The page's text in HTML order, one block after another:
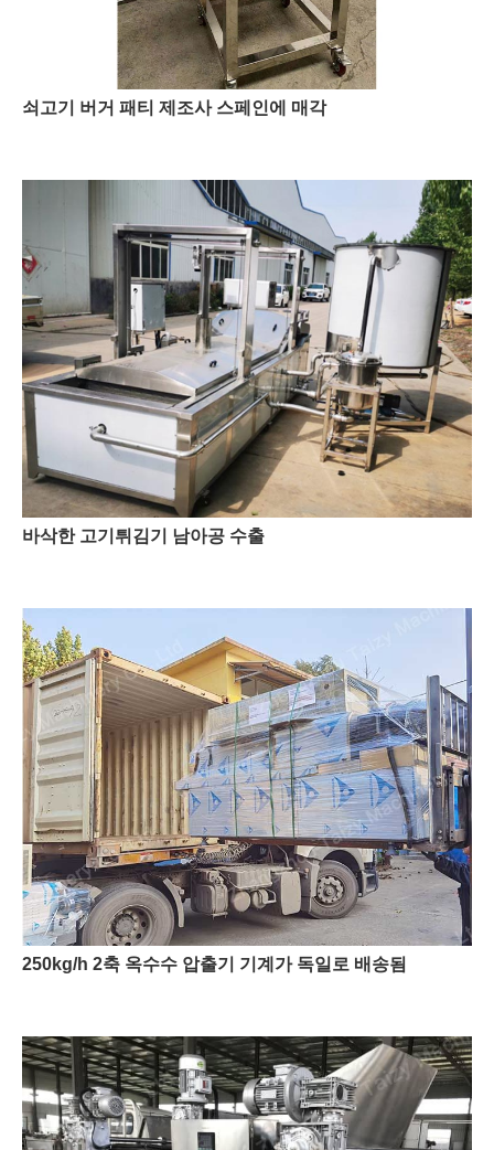
쇠고기 버거 패티 제조사 스페인에 매각
바삭한 고기튀김기 남아공 수출
250kg/h 2축 옥수수 압출기 기계가 독일로 배송됨